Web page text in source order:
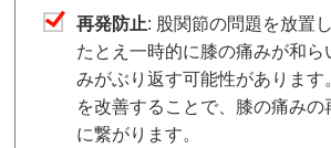
再発防止: 股関節の問題を放置
たとえ一時的に膝の痛みが和ら
みがぶり返す可能性があります
を改善することで、膝の痛みの
に繋がります。